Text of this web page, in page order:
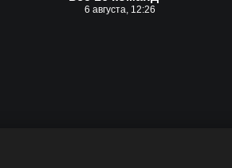
6 августа, 12:26